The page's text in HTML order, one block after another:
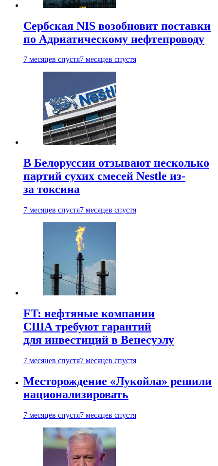
Сербская NIS возобновит поставки
по Адриатическому нефтепроводу
7 месяцев спустя7 месяцев спустя
В Белоруссии отзывают несколько
партий сухих смесей Nestle из-
за токсина
7 месяцев спустя7 месяцев спустя
FT: нефтяные компании
США требуют гарантий
для инвестиций в Венесуэлу
7 месяцев спустя7 месяцев спустя
Месторождение «Лукойла» решили
национализировать
7 месяцев спустя7 месяцев спустя